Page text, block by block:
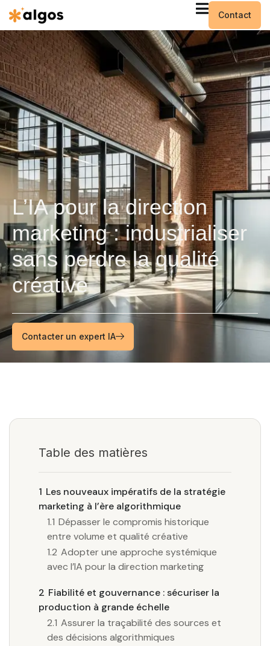
Contact
L’IA pour la direction
marketing : industrialiser
sans perdre la qualité
créative
Contacter un expert IA
Table des matières
1 Les nouveaux impératifs de la stratégie
marketing à l’ère algorithmique
1.1 Dépasser le compromis historique
entre volume et qualité créative
1.2 Adopter une approche systémique
avec l’IA pour la direction marketing
2 Fiabilité et gouvernance : sécuriser la
production à grande échelle
2.1 Assurer la traçabilité des sources et
des décisions algorithmiques